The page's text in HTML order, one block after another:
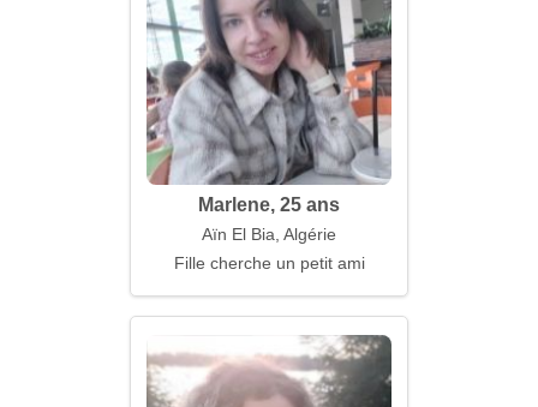
Marlene, 25 ans
Aïn El Bia, Algérie
Fille cherche un petit ami